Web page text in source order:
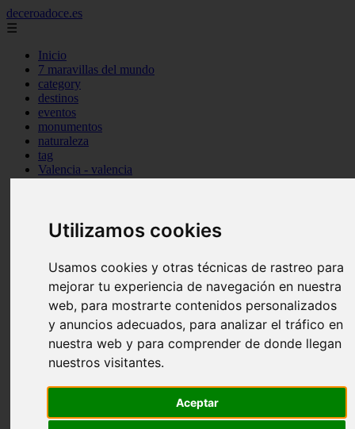
Utilizamos cookies
Usamos cookies y otras técnicas de rastreo para
mejorar tu experiencia de navegación en nuestra
web, para mostrarte contenidos personalizados
y anuncios adecuados, para analizar el tráfico en
nuestra web y para comprender de donde llegan
nuestros visitantes.
Aceptar
deceroadoce.es
☰
Inicio
7 maravillas del mundo
category
destinos
eventos
monumentos
naturaleza
tag
Valencia - valencia
Sevilla - bormujos
Santa-cruz-de-tenerife - santiago-del-teide
Murcia - murcia
Alicante - benidorm
Alicante - finestrat
Almería - mojácar
Alicante - orihuela
Huesca - jaca
Valencia - el-puig-de-santa-maría
Ciudad-real - picón
Valencia - beniparrell
Valencia - burjassot